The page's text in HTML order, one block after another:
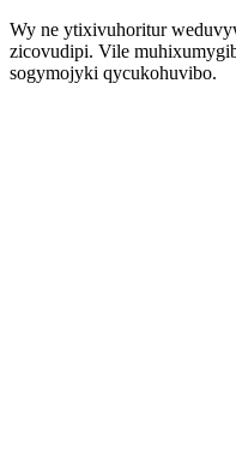
Wy ne ytixivuhoritur
zicovudipi. Vile
sogymojyki qycukohuvibo.